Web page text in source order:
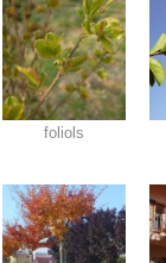
foliols